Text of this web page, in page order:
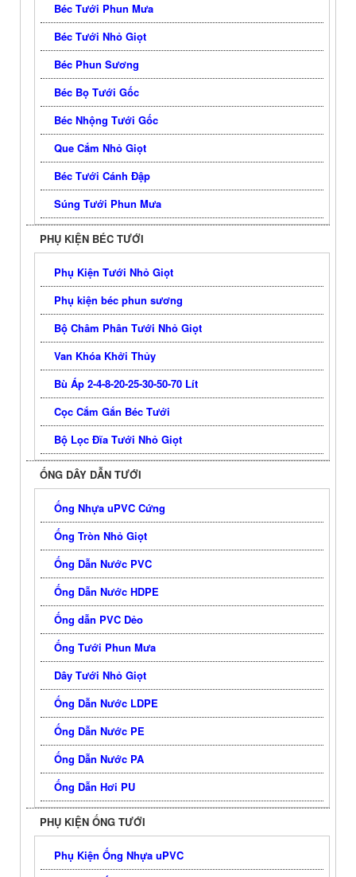
Béc Tưới Phun Mưa
Béc Tưới Nhỏ Giọt
Béc Phun Sương
Béc Bọ Tưới Gốc
Béc Nhộng Tưới Gốc
Que Cắm Nhỏ Giọt
Béc Tưới Cánh Đập
Súng Tưới Phun Mưa
PHỤ KIỆN BÉC TƯỚI
Phụ Kiện Tưới Nhỏ Giọt
Phụ kiện béc phun sương
Bộ Châm Phân Tưới Nhỏ Giọt
Van Khóa Khởi Thủy
Bù Áp 2-4-8-20-25-30-50-70 Lít
Cọc Cắm Gắn Béc Tưới
Bộ Lọc Đĩa Tưới Nhỏ Giọt
ỐNG DÂY DẪN TƯỚI
Ống Nhựa uPVC Cứng
Ống Tròn Nhỏ Giọt
Ống Dẫn Nước PVC
Ống Dẫn Nước HDPE
Ống dẫn PVC Dẻo
Ống Tưới Phun Mưa
Dây Tưới Nhỏ Giọt
Ống Dẫn Nước LDPE
Ống Dẫn Nước PE
Ống Dẫn Nước PA
Ống Dẫn Hơi PU
PHỤ KIỆN ỐNG TƯỚI
Phụ Kiện Ống Nhựa uPVC